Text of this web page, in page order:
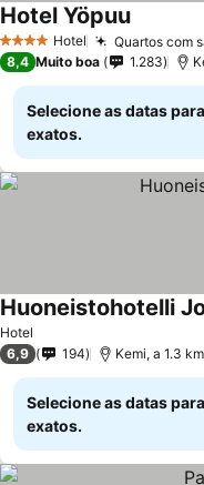
4 EstrelasHotel Quartos com
Hotel Yöpuu
8,4 Muito boa 1.283
Selecione as datas
exatos.
Hotel
Huoneistohotelli
6,9 194 Kemi, a 1.3
Selecione as datas
exatos.